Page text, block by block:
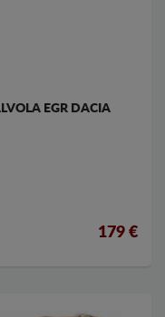
EGR DACIA
179 €